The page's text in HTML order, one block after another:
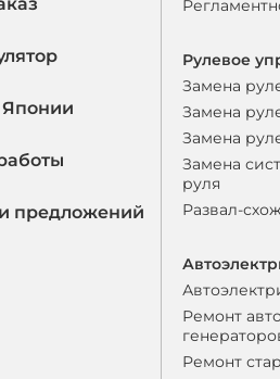
предложений
Рулевое
Замена
Замена
Замена
Замена
руля
Развал-
Ремонт
Ремонт